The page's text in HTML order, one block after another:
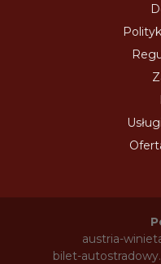
austria-
bilet-